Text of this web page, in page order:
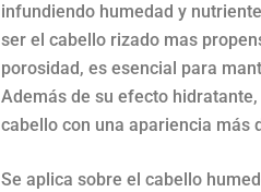
infundiendo humedad y
ser el cabello rizado mas
porosidad, es esencial para
Además de su efecto
cabello con una apariencia más
Se aplica sobre el cabello